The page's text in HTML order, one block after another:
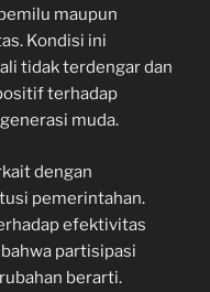
maupun
Kondisi ini
tidak terdengar dan
terhadap
muda.
dengan
pemerintahan.
efektivitas
partisipasi
berarti.